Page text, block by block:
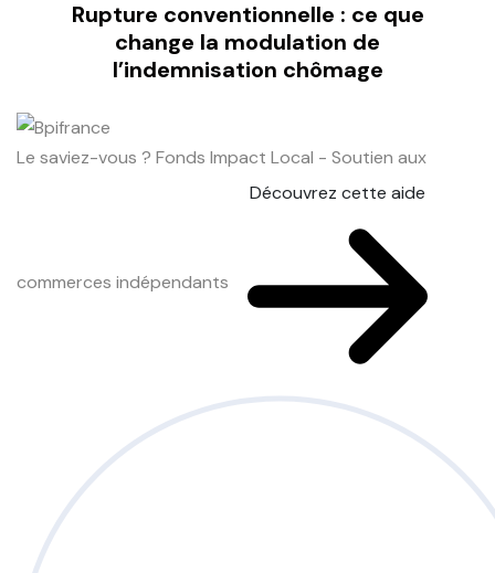
Rupture conventionnelle : ce que
change la modulation de
l’indemnisation chômage
Le saviez-vous ? Fonds Impact Local - Soutien aux
commerces indépendants
Découvrez cette aide